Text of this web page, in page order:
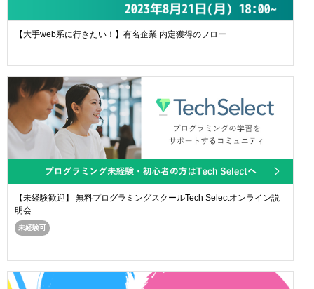
【大手web系に行きたい！】有名企業 内定獲得のフロー
【未経験歓迎】 無料プログラミングスクールTech Selectオンライン説
明会
未経験可